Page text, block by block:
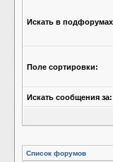
Искать в
Поле сортировки:
Искать сообщения за:
Список форумов